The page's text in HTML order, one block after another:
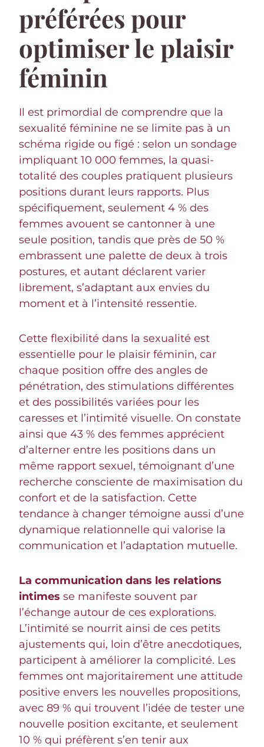
préférées pour
optimiser le plaisir
féminin
Il est primordial de comprendre que la
sexualité féminine ne se limite pas à un
schéma rigide ou figé : selon un sondage
impliquant 10 000 femmes, la quasi-
totalité des couples pratiquent plusieurs
positions durant leurs rapports. Plus
spécifiquement, seulement 4 % des
femmes avouent se cantonner à une
seule position, tandis que près de 50 %
embrassent une palette de deux à trois
postures, et autant déclarent varier
librement, s’adaptant aux envies du
moment et à l’intensité ressentie.
Cette flexibilité dans la sexualité est
essentielle pour le plaisir féminin, car
chaque position offre des angles de
pénétration, des stimulations différentes
et des possibilités variées pour les
caresses et l’intimité visuelle. On constate
ainsi que 43 % des femmes apprécient
d’alterner entre les positions dans un
même rapport sexuel, témoignant d’une
recherche consciente de maximisation du
confort et de la satisfaction. Cette
tendance à changer témoigne aussi d’une
dynamique relationnelle qui valorise la
communication et l’adaptation mutuelle.
La communication dans les relations
intimes se manifeste souvent par
l’échange autour de ces explorations.
L’intimité se nourrit ainsi de ces petits
ajustements qui, loin d’être anecdotiques,
participent à améliorer la complicité. Les
femmes ont majoritairement une attitude
positive envers les nouvelles propositions,
avec 89 % qui trouvent l’idée de tester une
nouvelle position excitante, et seulement
10 % qui préfèrent s’en tenir aux